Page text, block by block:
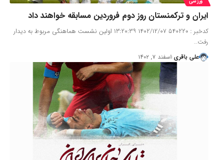
ایران و ترکمنستان روز دوم فروردین مسابقه خواهند داد
کدخبر : ۵۴۰۲۲۰ ۱۴۰۲/۱۲/۰۷ ۱۳:۲۰:۳۹ اولین نشست هماهنگی مربوط به دیدار
رفت…
علی باقری اسفند ۷, ۱۴۰۲